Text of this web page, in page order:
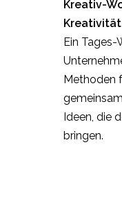
Kreativ-
Kreativität
Ein Tages-
Methoden
Ideen, die
bringen.